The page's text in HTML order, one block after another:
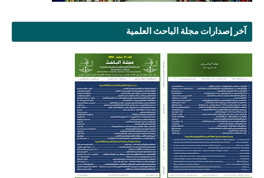
آخر إصدارات مجلة الباحث العلمية